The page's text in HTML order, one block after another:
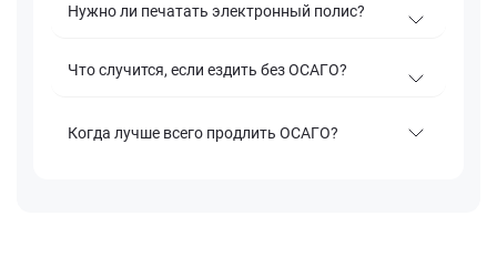
Нужно ли печатать электронный полис?
Что случится, если ездить без ОСАГО?
Когда лучше всего продлить ОСАГО?